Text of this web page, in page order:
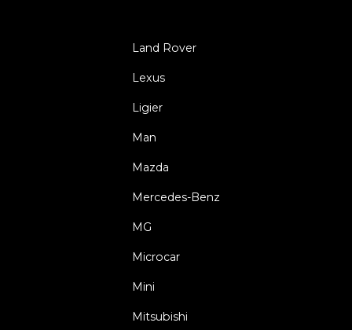
Land Rover
Lexus
Ligier
Man
Mazda
Mercedes-Benz
MG
Microcar
Mini
Mitsubishi